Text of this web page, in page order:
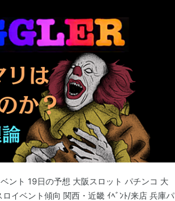
ント 19日の予想 大阪スロット パチンコ 大
イベント傾向 関西・近畿 ｲﾍﾞﾝﾄ/来店 兵庫パ